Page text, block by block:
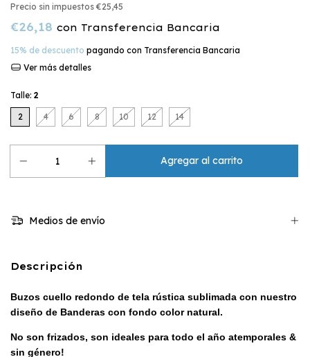
Precio sin impuestos €25,45
€26,18 con Transferencia Bancaria
15% de descuento pagando con Transferencia Bancaria
Ver más detalles
Talle: 2
2 4 6 8 10 12 14
Medios de envío
Descripción
Buzos cuello redondo de tela rústica sublimada con nuestro
diseño de Banderas con fondo color natural.
No son frizados, son ideales para todo el año atemporales &
sin género!